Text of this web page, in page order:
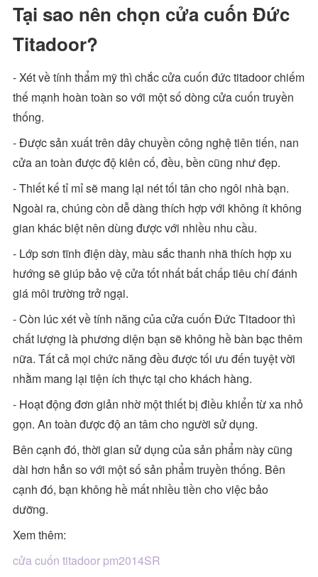
Tại sao nên chọn cửa cuốn Đức
Titadoor?
- Xét về tính thẩm mỹ thì chắc cửa cuốn đức titadoor chiếm
thế mạnh hoàn toàn so với một số dòng cửa cuốn truyền
thống.
- Được sản xuất trên dây chuyền công nghệ tiên tiến, nan
cửa an toàn được độ kiên cố, đều, bền cũng như đẹp.
- Thiết kế tỉ mỉ sẽ mang lại nét tối tân cho ngôi nhà bạn.
Ngoài ra, chúng còn dễ dàng thích hợp với không ít không
gian khác biệt nên dùng được với nhiều nhu cầu.
- Lớp sơn tĩnh điện dày, màu sắc thanh nhã thích hợp xu
hướng sẽ giúp bảo vệ cửa tốt nhất bất chấp tiêu chí đánh
giá môi trường trở ngại.
- Còn lúc xét về tính năng của cửa cuốn Đức Titadoor thì
chất lượng là phương diện bạn sẽ không hề bàn bạc thêm
nữa. Tất cả mọi chức năng đều được tối ưu đến tuyệt vời
nhằm mang lại tiện ích thực tại cho khách hàng.
- Hoạt động đơn giản nhờ một thiết bị điều khiển từ xa nhỏ
gọn. An toàn được độ an tâm cho người sử dụng.
Bên cạnh đó, thời gian sử dụng của sản phẩm này cũng
dài hơn hẳn so với một số sản phẩm truyền thống. Bên
cạnh đó, bạn không hề mất nhiều tiền cho việc bảo
dưỡng.
Xem thêm:
cửa cuốn titadoor pm2014SR